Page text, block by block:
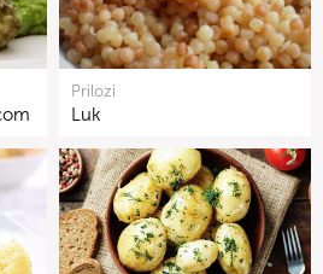
Prilozi
Luk